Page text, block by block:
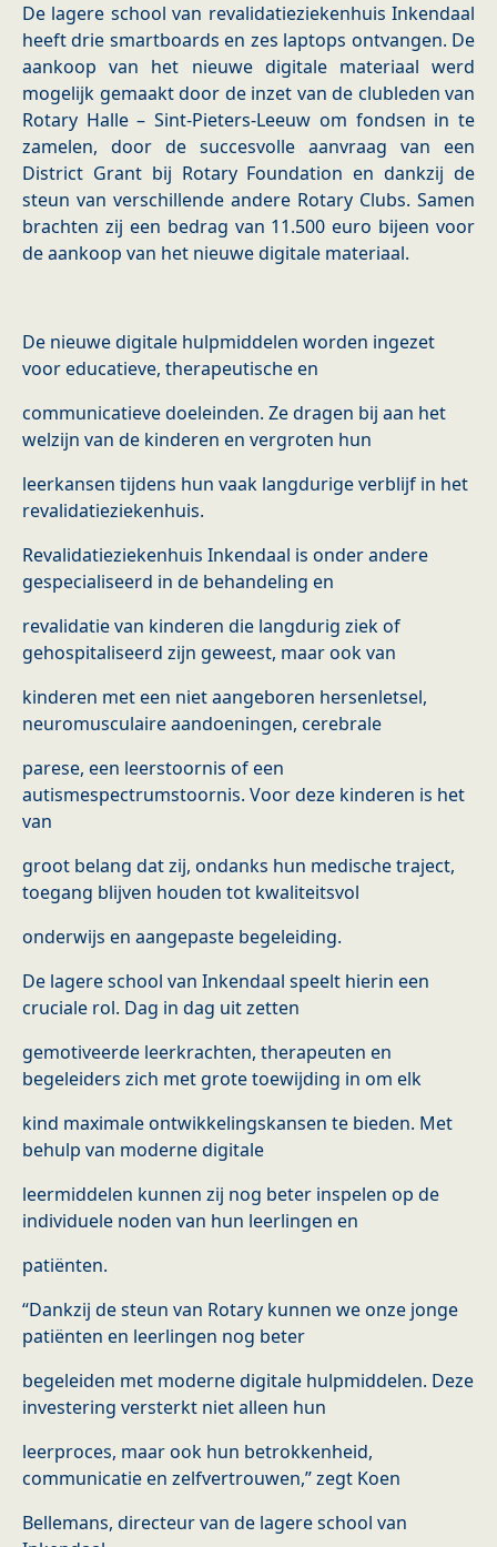
De lagere school van revalidatieziekenhuis Inkendaal
heeft drie smartboards en zes laptops ontvangen. De
aankoop van het nieuwe digitale materiaal werd
mogelijk gemaakt door de inzet van de clubleden van
Rotary Halle – Sint-Pieters-Leeuw om fondsen in te
zamelen, door de succesvolle aanvraag van een
District Grant bij Rotary Foundation en dankzij de
steun van verschillende andere Rotary Clubs. Samen
brachten zij een bedrag van 11.500 euro bijeen voor
de aankoop van het nieuwe digitale materiaal.
De nieuwe digitale hulpmiddelen worden ingezet
voor educatieve, therapeutische en
communicatieve doeleinden. Ze dragen bij aan het
welzijn van de kinderen en vergroten hun
leerkansen tijdens hun vaak langdurige verblijf in het
revalidatieziekenhuis.
Revalidatieziekenhuis Inkendaal is onder andere
gespecialiseerd in de behandeling en
revalidatie van kinderen die langdurig ziek of
gehospitaliseerd zijn geweest, maar ook van
kinderen met een niet aangeboren hersenletsel,
neuromusculaire aandoeningen, cerebrale
parese, een leerstoornis of een
autismespectrumstoornis. Voor deze kinderen is het
van
groot belang dat zij, ondanks hun medische traject,
toegang blijven houden tot kwaliteitsvol
onderwijs en aangepaste begeleiding.
De lagere school van Inkendaal speelt hierin een
cruciale rol. Dag in dag uit zetten
gemotiveerde leerkrachten, therapeuten en
begeleiders zich met grote toewijding in om elk
kind maximale ontwikkelingskansen te bieden. Met
behulp van moderne digitale
leermiddelen kunnen zij nog beter inspelen op de
individuele noden van hun leerlingen en
patiënten.
“Dankzij de steun van Rotary kunnen we onze jonge
patiënten en leerlingen nog beter
begeleiden met moderne digitale hulpmiddelen. Deze
investering versterkt niet alleen hun
leerproces, maar ook hun betrokkenheid,
communicatie en zelfvertrouwen,” zegt Koen
Bellemans, directeur van de lagere school van